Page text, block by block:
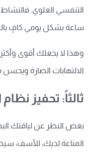
التنفسي العلوي.
ساعة بشكل يومي كافٍ
وهذا لا يجعلك أقوى
الالتهابات الضارة ويحسن
ثالثاً: تحفيز نظام
بغض النظر عن لياقتك
المناعة لديك، للأسف،